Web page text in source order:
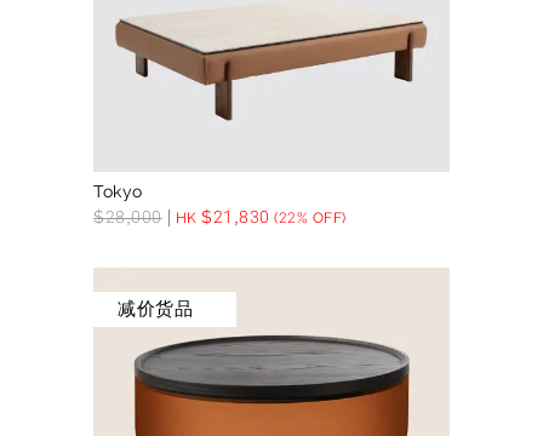
Tokyo
$28,000 HK$21,830 (22% OFF)
减价货品